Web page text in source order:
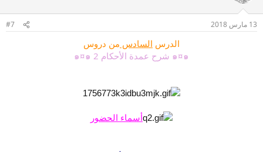
13 مارس 2018 #7
الدرس السادس من دروس
๑¤๑ شرح عمدة الأحكام 2 ๑¤๑
أسماء الحضور